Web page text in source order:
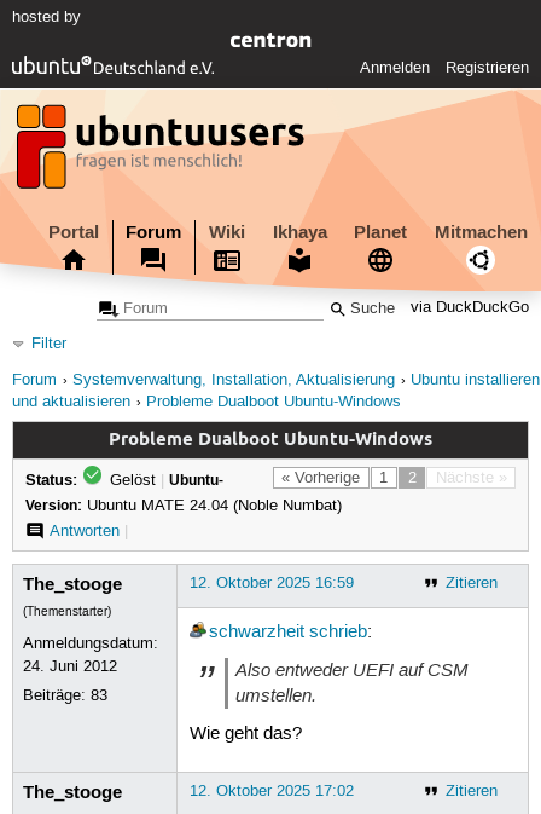
hosted by
Anmelden Registrieren
Portal Forum Wiki Ikhaya Planet Mitmachen
via DuckDuckGo
Filter
Forum
Systemverwaltung, Installation, Aktualisierung
Ubuntu installieren
und aktualisieren
Probleme Dualboot Ubuntu-Windows
Probleme Dualboot Ubuntu-Windows
« Vorherige 1 2 Nächste »
Status: Gelöst | Ubuntu-
Version: Ubuntu MATE 24.04 (Noble Numbat)
Antworten|
The_stooge
(Themenstarter)
Anmeldungsdatum:
24. Juni 2012
Beiträge:83
Zitieren
12. Oktober 2025 16:59
schwarzheit schrieb:
Also entweder UEFI auf CSM
umstellen.
Wie geht das?
The_stooge Zitieren
12. Oktober 2025 17:02